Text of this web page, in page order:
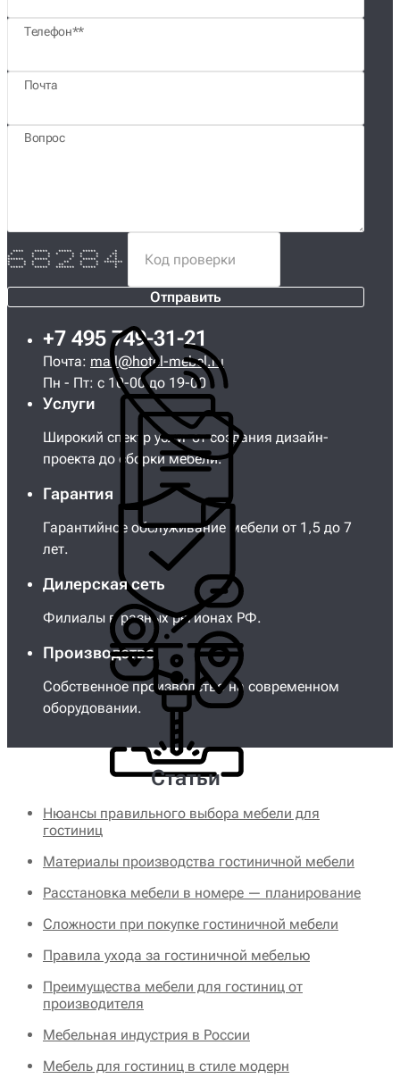
Телефон*
Почта
Вопрос
**** ***** ***** ***** *
* * * * * * * **
* * * * * * * *
****** ***** * ***** * *
* * * * ** * * *******
* * * * ** * * *
***** ***** ******* ***** *
Отправить
+7 495 749-31-21
Почта: mail@hotel-mebel.ru
Пн - Пт: с 10-00 до 19-00
Услуги
Широкий спектр услуг от создания дизайн-
проекта до сборки мебели.
Гарантия
Гарантийное обслуживание мебели от 1,5 до 7
лет.
Дилерская сеть
Филиалы в разных регионах РФ.
Производство
Собственное производство на современном
оборудовании.
Статьи
Нюансы правильного выбора мебели для
гостиниц
Материалы производства гостиничной мебели
Расстановка мебели в номере — планирование
Сложности при покупке гостиничной мебели
Правила ухода за гостиничной мебелью
Преимущества мебели для гостиниц от
производителя
Мебельная индустрия в России
Мебель для гостиниц в стиле модерн